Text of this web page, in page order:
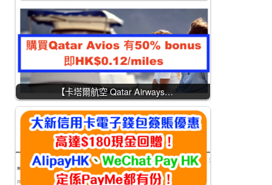
【卡塔爾航空 Qatar Airways…